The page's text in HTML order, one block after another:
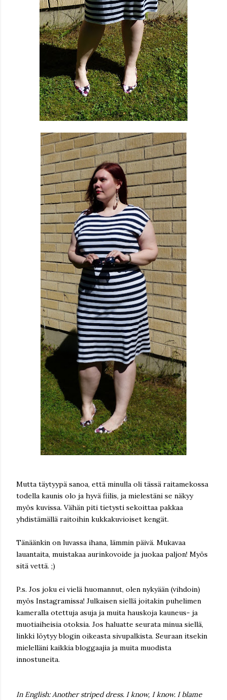
Mutta täytyypä sanoa, että minulla oli tässä raitamekossa
todella kaunis olo ja hyvä fiilis, ja mielestäni se näkyy
myös kuvissa. Vähän piti tietysti sekoittaa pakkaa
yhdistämällä raitoihin kukkakuvioiset kengät.
Tänäänkin on luvassa ihana, lämmin päivä. Mukavaa
lauantaita, muistakaa aurinkovoide ja juokaa paljon! Myös
sitä vettä. ;)
P.s. Jos joku ei vielä huomannut, olen nykyään (vihdoin)
myös Instagramissa! Julkaisen siellä joitakin puhelimen
kameralla otettuja asuja ja muita hauskoja kauneus- ja
muotiaiheisia otoksia. Jos haluatte seurata minua siellä,
linkki löytyy blogin oikeasta sivupalkista. Seuraan itsekin
mielelläni kaikkia bloggaajia ja muita muodista
innostuneita.
In English: Another striped dress. I know, I know. I blame